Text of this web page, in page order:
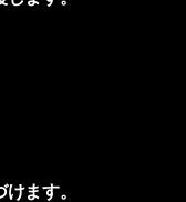
ます。